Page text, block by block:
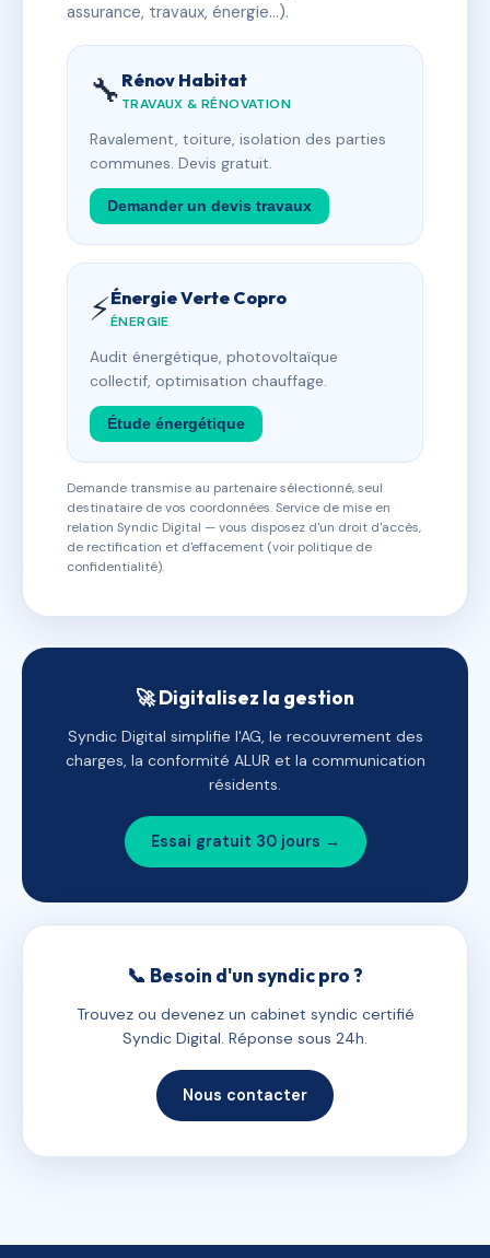
assurance, travaux, énergie…).
🔧 Rénov Habitat
TRAVAUX & RÉNOVATION
Ravalement, toiture, isolation des parties
communes. Devis gratuit.
Demander un devis travaux
⚡Énergie Verte Copro
ÉNERGIE
Audit énergétique, photovoltaïque
collectif, optimisation chauffage.
Étude énergétique
Demande transmise au partenaire sélectionné, seul
destinataire de vos coordonnées. Service de mise en
relation Syndic Digital — vous disposez d'un droit d'accès,
de rectification et d'effacement (voir politique de
confidentialité).
🚀 Digitalisez la gestion
Syndic Digital simplifie l'AG, le recouvrement des
charges, la conformité ALUR et la communication
résidents.
Essai gratuit 30 jours →
📞 Besoin d'un syndic pro ?
Trouvez ou devenez un cabinet syndic certifié
Syndic Digital. Réponse sous 24h.
Nous contacter